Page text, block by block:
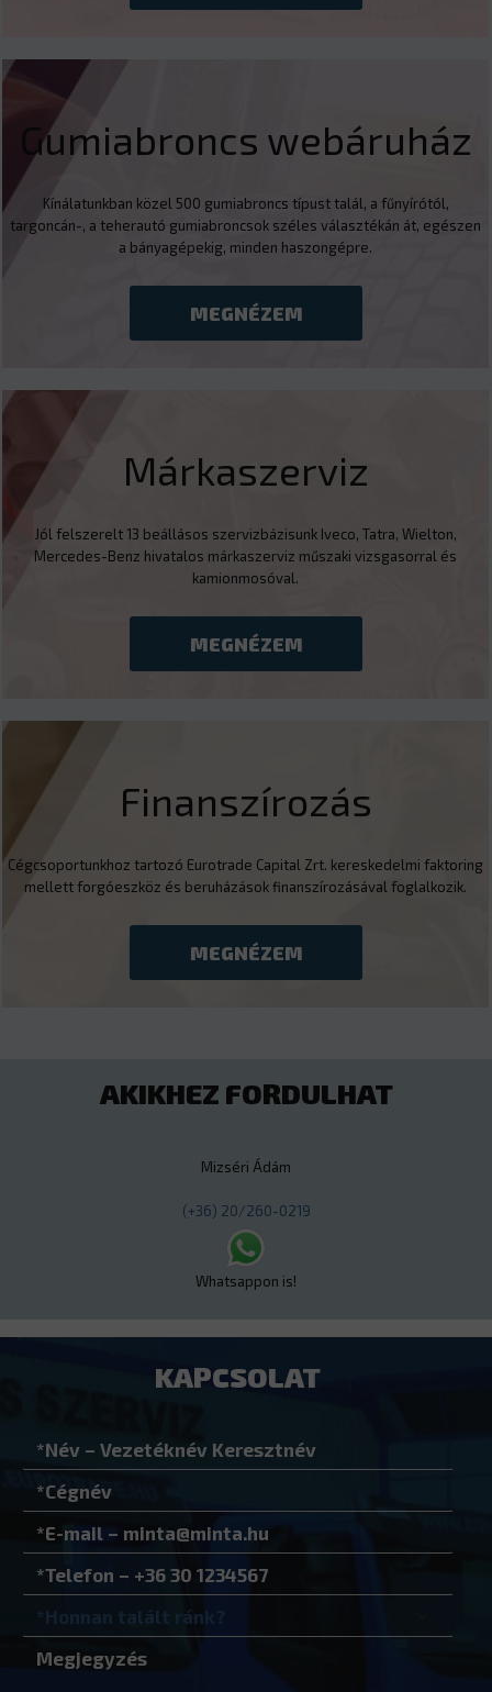
Gumiabroncs webáruház
Kínálatunkban közel 500 gumiabroncs típust talál, a fűnyírótól,
targoncán-, a teherautó gumiabroncsok széles választékán át, egészen
a bányagépekig, minden haszongépre.
MEGNÉZEM
Márkaszerviz
Jól felszerelt 13 beállásos szervizbázisunk Iveco, Tatra, Wielton,
Mercedes-Benz hivatalos márkaszerviz műszaki vizsgasorral és
kamionmosóval.
MEGNÉZEM
Finanszírozás
Cégcsoportunkhoz tartozó Eurotrade Capital Zrt. kereskedelmi faktoring
mellett forgóeszköz és beruházások finanszírozásával foglalkozik.
MEGNÉZEM
AKIKHEZ FORDULHAT
Mizséri Ádám
(+36) 20/260-0219
Whatsappon is!
KAPCSOLAT